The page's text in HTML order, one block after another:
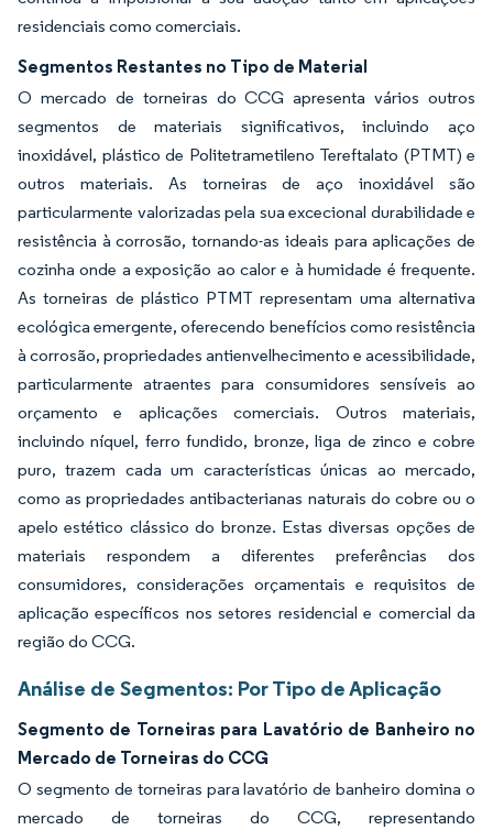
residenciais como comerciais.
Segmentos Restantes no Tipo de Material
O mercado de torneiras do CCG apresenta vários outros
segmentos de materiais significativos, incluindo aço
inoxidável, plástico de Politetrametileno Tereftalato (PTMT) e
outros materiais. As torneiras de aço inoxidável são
particularmente valorizadas pela sua excecional durabilidade e
resistência à corrosão, tornando-as ideais para aplicações de
cozinha onde a exposição ao calor e à humidade é frequente.
As torneiras de plástico PTMT representam uma alternativa
ecológica emergente, oferecendo benefícios como resistência
à corrosão, propriedades antienvelhecimento e acessibilidade,
particularmente atraentes para consumidores sensíveis ao
orçamento e aplicações comerciais. Outros materiais,
incluindo níquel, ferro fundido, bronze, liga de zinco e cobre
puro, trazem cada um características únicas ao mercado,
como as propriedades antibacterianas naturais do cobre ou o
apelo estético clássico do bronze. Estas diversas opções de
materiais respondem a diferentes preferências dos
consumidores, considerações orçamentais e requisitos de
aplicação específicos nos setores residencial e comercial da
região do CCG.
Análise de Segmentos: Por Tipo de Aplicação
Segmento de Torneiras para Lavatório de Banheiro no
Mercado de Torneiras do CCG
O segmento de torneiras para lavatório de banheiro domina o
mercado de torneiras do CCG, representando